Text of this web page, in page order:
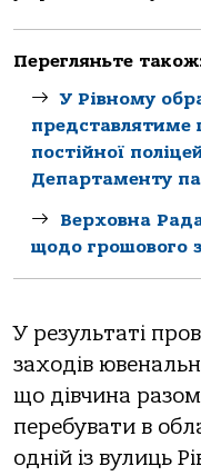
Перегляньте
У Рівному
представлятиме
постійної
Департаменту
Верховна
щодо грошового
У результаті
заходів
що дівчина
перебувати в
одній із вулиць